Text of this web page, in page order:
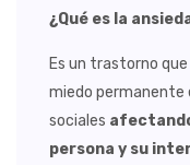
¿Qué es la
Es un trastorno
miedo
sociales
persona y su